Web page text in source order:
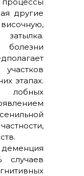
другие
этапах.
лобных
случаев